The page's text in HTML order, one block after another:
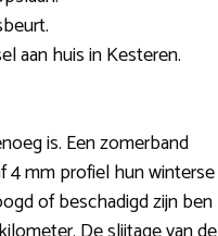
aan huis in Kesteren.
is. Een zomerband
4 mm profiel hun winterse
of beschadigd zijn ben